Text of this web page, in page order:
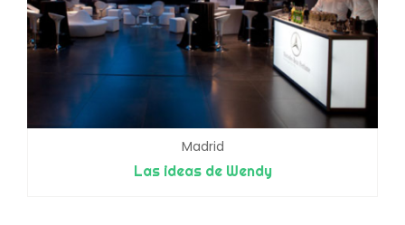
Madrid
Las ideas de Wendy